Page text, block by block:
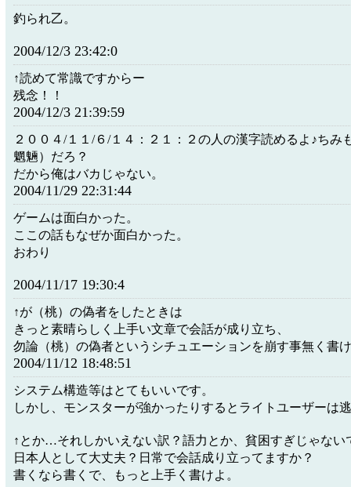
釣られ乙。
2004/12/3 23:42:0
↑読めて常識ですからー
残念！！
2004/12/3 21:39:59
２００４/１１/６/１４：２１：２の人の漢字読めるよ♪ちみ
魍魎）だろ？
だから俺はバカじゃない。
2004/11/29 22:31:44
ゲームは面白かった。
ここの話もなぜか面白かった。
おわり
2004/11/17 19:30:4
↑が（桃）の偽者をしたときは
きっと素晴らしく上手い文章で会話が成り立ち、
勿論（桃）の偽者というシチュエーションを崩す事無く書
2004/11/12 18:48:51
システム構造等はとてもいいです。
しかし、モンスターが強かったりするとライトユーザーは
↑とか…それしかいえない訳？語力とか、貧困すぎじゃない
日本人として大丈夫？日常で会話成り立ってますか？
書くなら書くで、もっと上手く書けよ。